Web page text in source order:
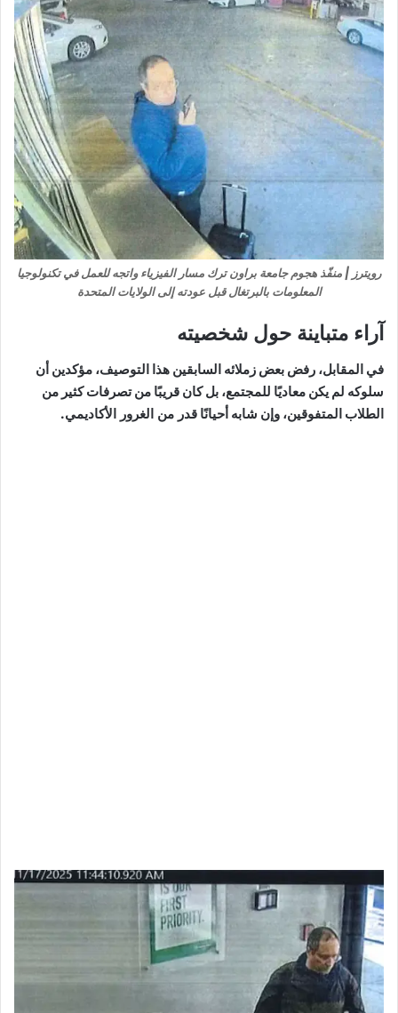
رويترز | منفّذ هجوم جامعة براون ترك مسار الفيزياء واتجه للعمل في تكنولوجيا
المعلومات بالبرتغال قبل عودته إلى الولايات المتحدة
آراء متباينة حول شخصيته
في المقابل، رفض بعض زملائه السابقين هذا التوصيف، مؤكدين أن
سلوكه لم يكن معاديًا للمجتمع، بل كان قريبًا من تصرفات كثير من
الطلاب المتفوقين، وإن شابه أحيانًا قدر من الغرور الأكاديمي.